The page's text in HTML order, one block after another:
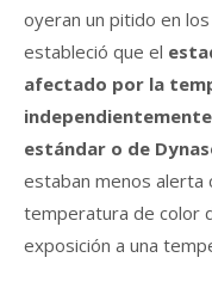
oyeran un pitido en
estableció que el
afectado por la
estándar o de
estaban menos alerta
temperatura de color
exposición a una